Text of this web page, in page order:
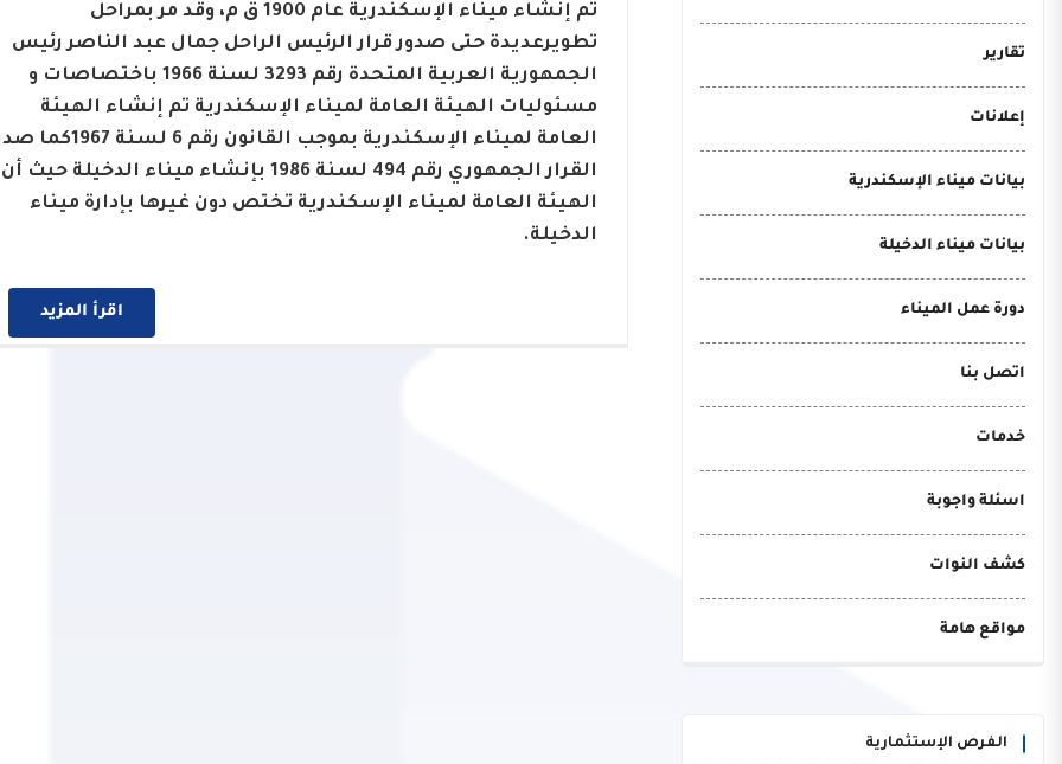
تقارير
إعلانات
بيانات ميناء الإسكندرية
بيانات ميناء الدخيلة
دورة عمل الميناء
اتصل بنا
خدمات
اسئلة واجوبة
كشف النوات
مواقع هامة
الفرص الإستثمارية
تم إنشاء ميناء الإسكندرية عام 1900 ق م، وقد مر بمراحل
تطويرعديدة حتى صدور قرار الرئيس الراحل جمال عبد الناصر رئيس
الجمهورية العربية المتحدة رقم 3293 لسنة 1966 باختصاصات و
مسئوليات الهيئة العامة لميناء الإسكندرية تم إنشاء الهيئة
العامة لميناء الإسكندرية بموجب القانون رقم 6 لسنة
القرار الجمهوري رقم 494 لسنة 1986 بإنشاء ميناء الدخيلة حيث أن
الهيئة العامة لميناء الإسكندرية تختص دون غيرها بإدارة ميناء
الدخيلة.
اقرأ المزيد